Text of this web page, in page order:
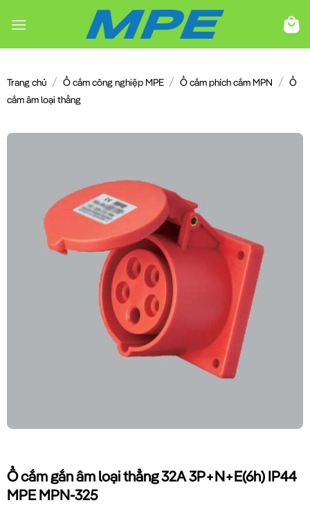
đến
Trang chủ / Ổ cắm công nghiệp MPE / Ổ cắm phích cắm MPN / Ổ
cắm âm loại thẳng
Ổ cắm gắn âm loại thẳng 32A 3P+N+E(6h) IP44
MPE MPN-325